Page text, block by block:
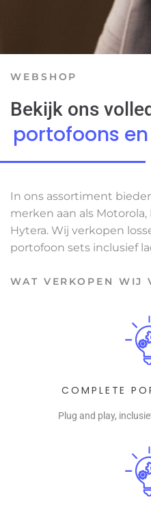
WEBSHOP
Bekijk ons
portofoons
In ons assortiment
merken aan als
Hytera. Wij verkopen
portofoon sets inclusief
WAT VERKOPEN WIJ
COMPLETE
Plug and play,